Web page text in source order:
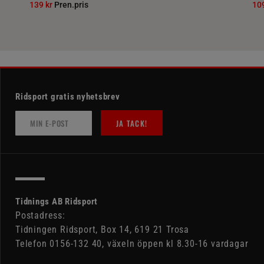
139 kr Pren.pris
Ridsport gratis nyhetsbrev
JA TACK!
Tidnings AB Ridsport
Postadress:
Tidningen Ridsport, Box 14, 619 21 Trosa
Telefon 0156-132 40, växeln öppen kl 8.30-16 vardagar